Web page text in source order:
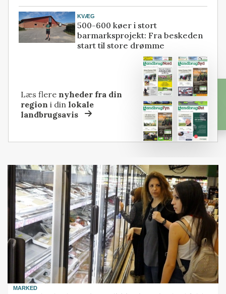
KVÆG
500-600 køer i stort
barmarksprojekt: Fra beskeden
start til store drømme
Læs flere nyheder fra din
region i dinlokale
landbrugsavis
MARKED